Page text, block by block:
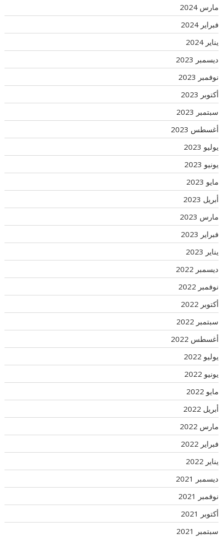
مارس 2024
فبراير 2024
يناير 2024
ديسمبر 2023
نوفمبر 2023
أكتوبر 2023
سبتمبر 2023
أغسطس 2023
يوليو 2023
يونيو 2023
مايو 2023
أبريل 2023
مارس 2023
فبراير 2023
يناير 2023
ديسمبر 2022
نوفمبر 2022
أكتوبر 2022
سبتمبر 2022
أغسطس 2022
يوليو 2022
يونيو 2022
مايو 2022
أبريل 2022
مارس 2022
فبراير 2022
يناير 2022
ديسمبر 2021
نوفمبر 2021
أكتوبر 2021
سبتمبر 2021